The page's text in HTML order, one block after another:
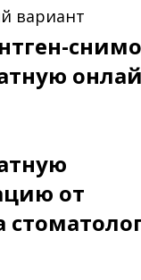
вариант
от